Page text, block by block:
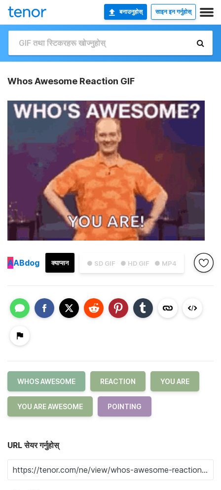
बनाउनुहोस् साइन इन गर्नुहोस्
Whos Awesome Reaction GIF
● SD GIF ● HD GIF ● MP4
क्याप्सन
AABdog
WHOS AWESOME REACTION YOU ARE
YOU ARE AWESOME POINTING
URL सेयर गर्नुहोस्